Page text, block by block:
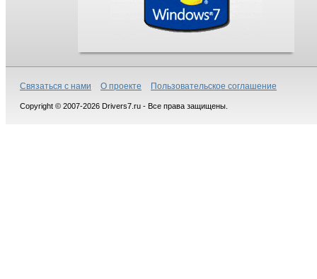
Связаться с нами О проекте Пользовательское соглашение
Copyright © 2007-2026 Drivers7.ru - Все права защищены.